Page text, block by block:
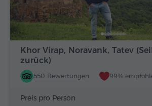
Khor Virap, Noravank, Tatev
zurück)
550 Bewertungen 99%
Preis pro Person